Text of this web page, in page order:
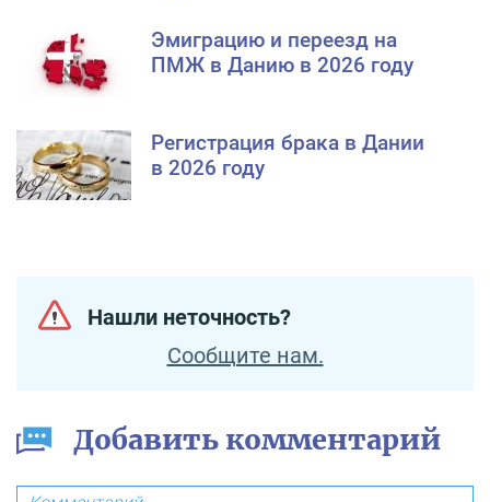
Эмиграцию и переезд на
ПМЖ в Данию в 2026 году
Регистрация брака в Дании
в 2026 году
Нашли неточность?
Сообщите нам.
Добавить комментарий